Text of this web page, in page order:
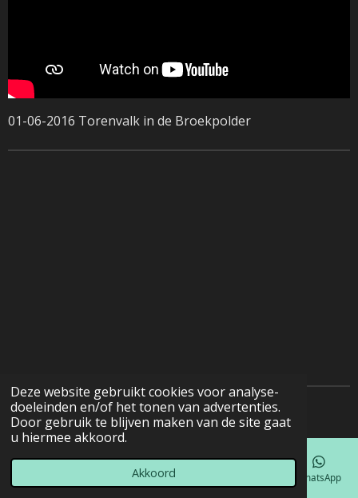
Deze website gebruikt cookies voor analyse-
doeleinden en/of het tonen van advertenties.
Door gebruik te blijven maken van de site gaat
u hiermee akkoord.
Akkoord
01-06-2016 Torenvalk in de Broekpolder
© 2022 - 2026 Natuurfotografie
Telefoonnummer WhatsApp